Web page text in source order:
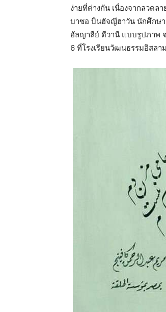
ง่ายที่ต่างกัน เนื่องจากลวด
บาซอ บินฮัจญีฮาวัน นักศึกษ
อัลญาลีย์ ดีวานี แบบรูปภาพ
6 ที่โรงเรียนวัฒนธรรมอิสล